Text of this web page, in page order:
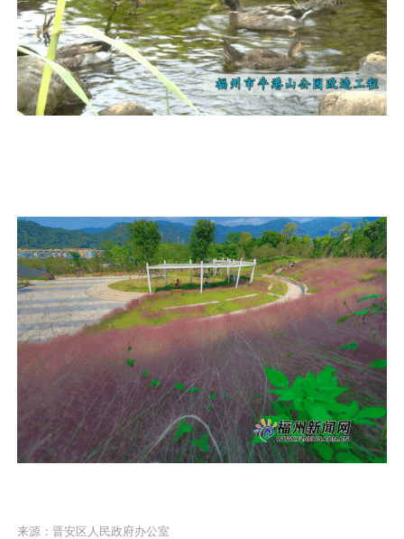
来源：晋安区人民政府办公室